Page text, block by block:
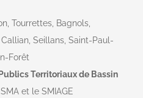
Tourrettes, Bagnols,
Seillans, Saint-Paul-
Forêt
Territoriaux de Bassin
et le SMIAGE